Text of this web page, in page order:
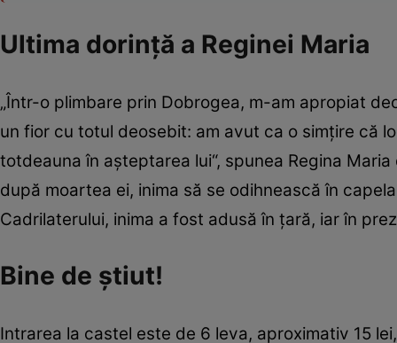
Ultima dorinţă a Reginei Maria
„Într-o plimbare prin Dobrogea, m-am apropiat
un fior cu totul deosebit: am avut ca o simţire că
totdeauna în aşteptarea lui“, spunea Regina
după moartea ei, inima să se odihnească în
Cadrilaterului, inima a fost adusă în ţară, iar în
Bine de ştiut!
Intrarea la castel este de 6 leva, aproximativ 15